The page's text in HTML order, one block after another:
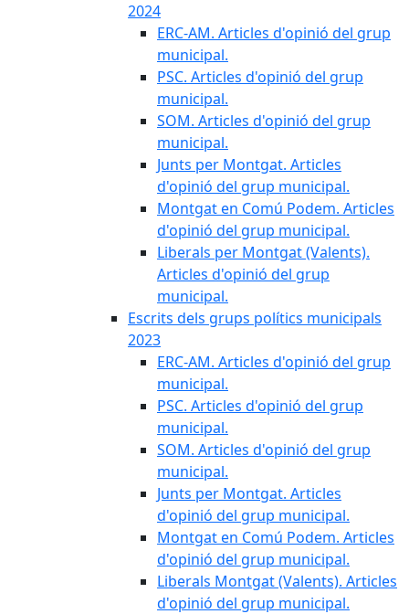
2024
ERC-AM. Articles d'opinió del grup
municipal.
PSC. Articles d'opinió del grup
municipal.
SOM. Articles d'opinió del grup
municipal.
Junts per Montgat. Articles
d'opinió del grup municipal.
Montgat en Comú Podem. Articles
d'opinió del grup municipal.
Liberals per Montgat (Valents).
Articles d'opinió del grup
municipal.
Escrits dels grups polítics municipals
2023
ERC-AM. Articles d'opinió del grup
municipal.
PSC. Articles d'opinió del grup
municipal.
SOM. Articles d'opinió del grup
municipal.
Junts per Montgat. Articles
d'opinió del grup municipal.
Montgat en Comú Podem. Articles
d'opinió del grup municipal.
Liberals Montgat (Valents). Articles
d'opinió del grup municipal.